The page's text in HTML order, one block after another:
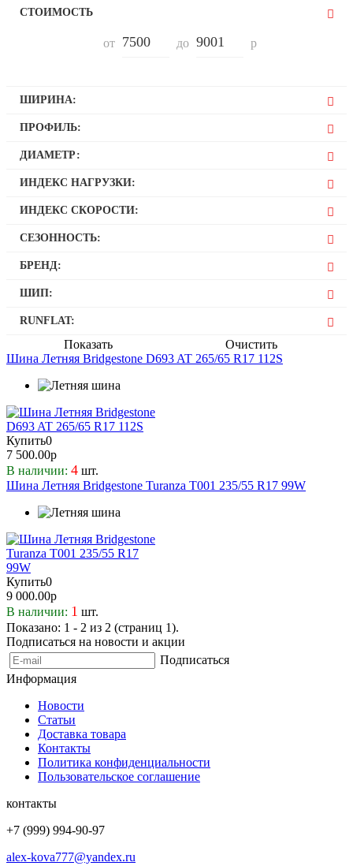
СТОИМОСТЬ
от до р
ШИРИНА:
235
ПРОФИЛЬ:
55
ДИАМЕТР:
17
ИНДЕКС НАГРУЗКИ:
112
ИНДЕКС СКОРОСТИ:
S
СЕЗОННОСТЬ:
Летняя
БРЕНД:
Bridgestone
ШИП:
Нет
RUNFLAT:
Показать
Очистить
Шина Летняя Bridgestone D693 AT 265/65 R17 112S
Купить0
7 500.00р
В наличии: 4 шт.
Шина Летняя Bridgestone Turanza T001 235/55 R17 99W
Купить0
9 000.00р
В наличии: 1 шт.
Показано: 1 - 2 из 2 (страниц 1).
Подписаться на новости и акции
Подписаться
Информация
Новости
Статьи
Доставка товара
Контакты
Политика конфиденциальности
Пользовательское соглашение
контакты
+7 (999) 994-90-97
alex-kova777@yandex.ru